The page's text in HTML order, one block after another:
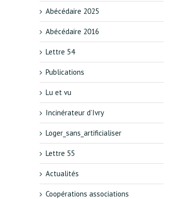
Abécédaire 2025
Abécédaire 2016
Lettre 54
Publications
Lu et vu
Incinérateur d’Ivry
Loger_sans_artificialiser
Lettre 55
Actualités
Coopérations associations